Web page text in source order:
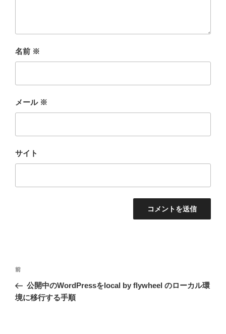
名前 ※
メール ※
サイト
投
ナ
前
の
投
前
公開中のWordPressをlocal by flywheel のローカル環
境に移行する手順